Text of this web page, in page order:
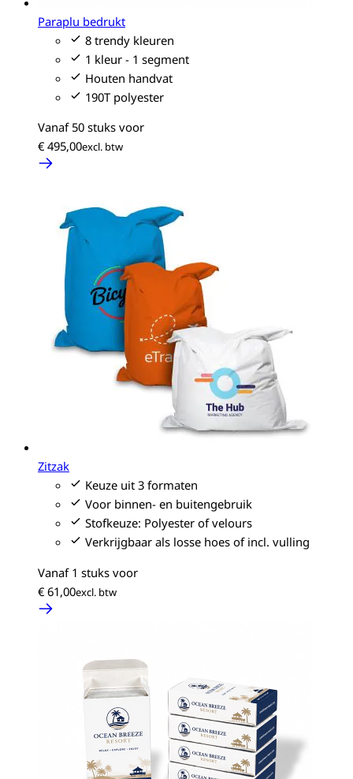
Paraplu bedrukt
8 trendy kleuren
1 kleur - 1 segment
Houten handvat
190T polyester
Vanaf 50 stuks voor
€ 495,00
Zitzak
Keuze uit 3 formaten
Voor binnen- en buitengebruik
Stofkeuze: Polyester of velours
Verkrijgbaar als losse hoes of incl. vulling
Vanaf 1 stuks voor
€ 61,00